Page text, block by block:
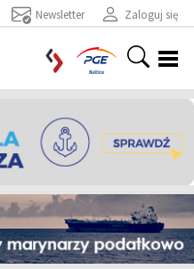
Zaloguj się
Newsletter